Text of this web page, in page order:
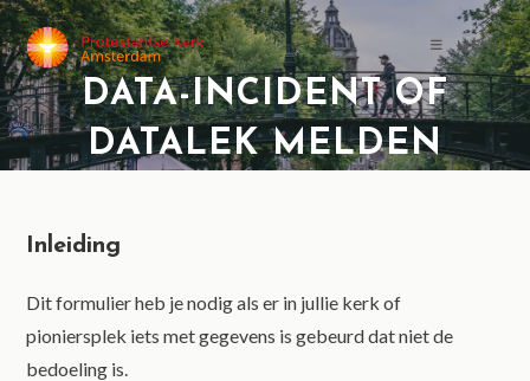
MENU
DATA-INCIDENT OF
DATALEK MELDEN
Inleiding
Dit formulier heb je nodig als er in jullie kerk of
pioniersplek iets met gegevens is gebeurd dat niet de
bedoeling is.